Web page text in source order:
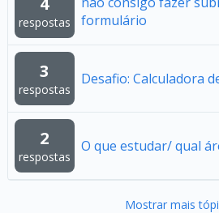
respostas
formulário
3
respostas
Desafio: Calculadora
2
respostas
O que estudar/ qual
Mostrar mais